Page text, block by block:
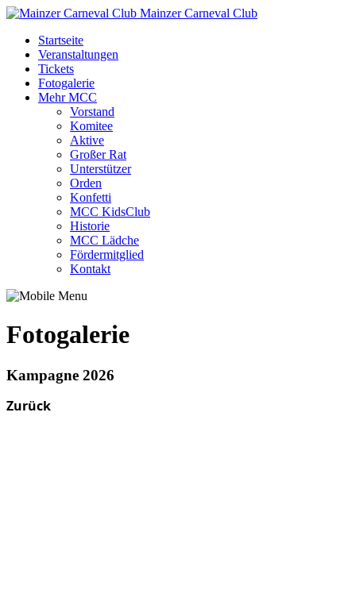
Mainzer Carneval Club
Startseite
Veranstaltungen
Tickets
Fotogalerie
Mehr MCC
Vorstand
Komitee
Aktive
Großer Rat
Unterstützer
Orden
Konfetti
MCC KidsClub
Historie
MCC Lädche
Fördermitglied
Kontakt
Fotogalerie
Kampagne 2026
Zurück